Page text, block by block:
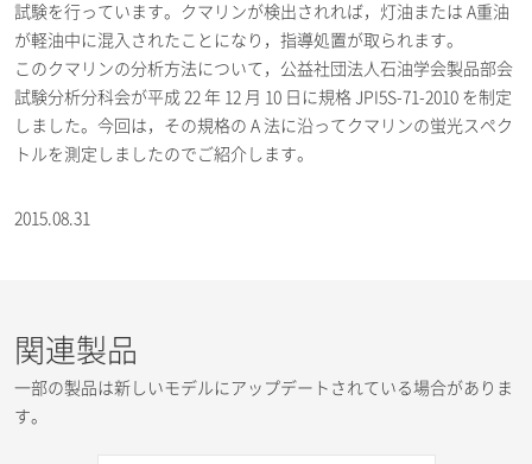
試験を行っています。クマリンが検出されれば，灯油または A重油
が軽油中に混入されたことになり，指導処置が取られます。
このクマリンの分析方法について，公益社団法人石油学会製品部会
試験分析分科会が平成 22 年 12 月 10 日に規格 JPI5S-71-2010 を制定
しました。今回は，その規格の A 法に沿ってクマリンの蛍光スペク
トルを測定しましたのでご紹介します。
2015.08.31
関連製品
一部の製品は新しいモデルにアップデートされている場合がありま
す。